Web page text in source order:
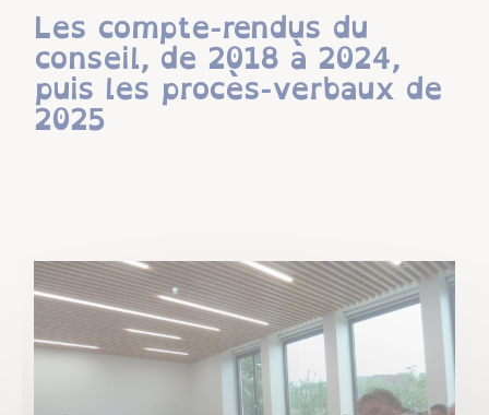
Les compte-rendus du
conseil, de 2018 à 2024,
puis les procès-verbaux de
2025